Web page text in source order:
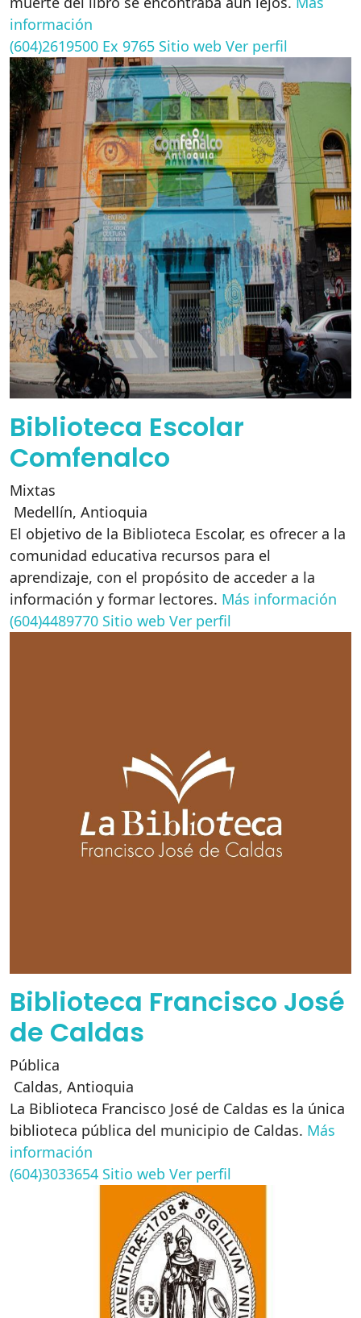
información
(604)2619500 Ex 9765 Sitio web Ver perfil
Biblioteca Escolar
Comfenalco
Mixtas
Medellín, Antioquia
El objetivo de la Biblioteca Escolar, es ofrecer a la
comunidad educativa recursos para el
aprendizaje, con el propósito de acceder a la
información y formar lectores. Más información
(604)4489770 Sitio web Ver perfil
Biblioteca Francisco José
de Caldas
Pública
Caldas, Antioquia
La Biblioteca Francisco José de Caldas es la única
biblioteca pública del municipio de Caldas. Más
información
(604)3033654 Sitio web Ver perfil